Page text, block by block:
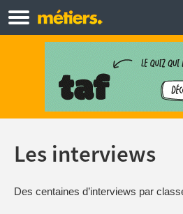
Les interviews
Des centaines d’interviews par